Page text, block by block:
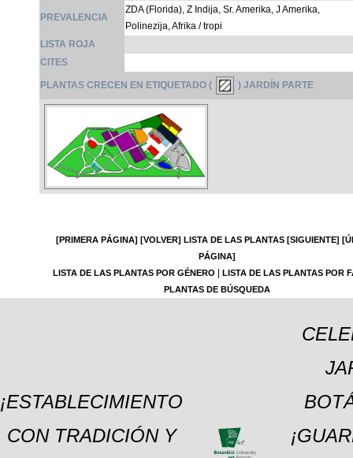
PREVALENCIA
ZDA (Florida), Z Indija, Sr. Amerika, J Amerika,
Polinezija, Afrika / tropi
LISTA ROJA
CITES
PLANTAS CRECEN EN ETIQUETADO ( ) JARDÍN PARTE
[PRIMERA PÁGINA] [VOLVER] LISTA DE LAS PLANTAS [SIGUIENTE]
PÁGINA]
LISTA DE LAS PLANTAS POR GÉNERO
LISTA DE LAS PLANTAS POR
PLANTAS DE BÚSQUEDA
¡ESTABLECIMIENTO
CON TRADICIÓN Y